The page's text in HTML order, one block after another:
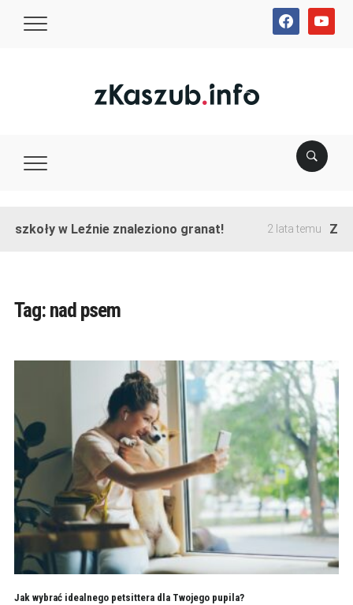
facebookyoutube
szkoły w Leźnie znaleziono granat! 2 lata temu
Tag: nad psem
Jak wybrać idealnego petsittera dla Twojego pupila?